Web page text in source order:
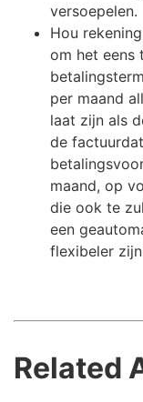
versoepelen.
Hou
om het eens
per maand
laat zijn als
de
maand, op
die ook te
een
flexibeler
Related